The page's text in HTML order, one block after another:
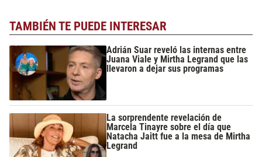
TAMBIÉN TE PUEDE INTERESAR
Adrián Suar reveló las internas entre
Juana Viale y Mirtha Legrand que las
llevaron a dejar sus programas
La sorprendente revelación de
Marcela Tinayre sobre el día que
Natacha Jaitt fue a la mesa de Mirtha
Legrand